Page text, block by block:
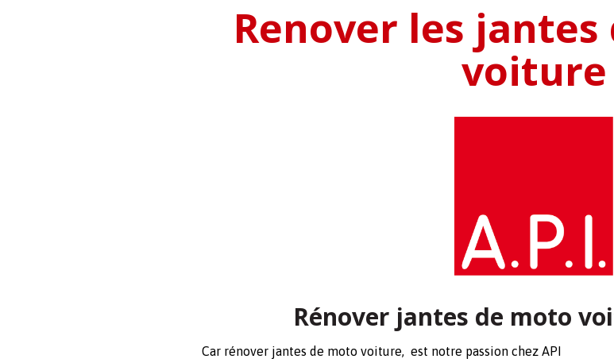
Renover les
voiture
Rénover jantes de moto
Car rénover jantes de moto voiture, est notre passion chez API